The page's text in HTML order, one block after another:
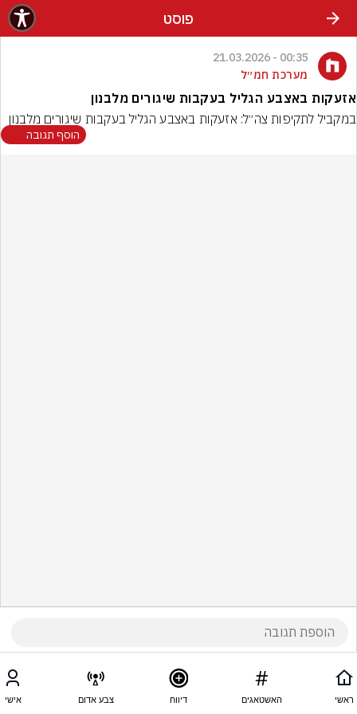
פוסט
00:35 - 21.03.2026
מערכת חמ״ל
אזעקות באצבע הגליל בעקבות שיגורים מלבנון
במקביל לתקיפות צה״ל: אזעקות באצבע הגליל בעקבות שיגורים מלבנון
הוסף תגובה
ראשי האשטאגים דיווח צבע אדום אישי